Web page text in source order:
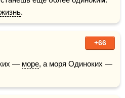
жизнь.
+66
— море, а моря Одиноких —